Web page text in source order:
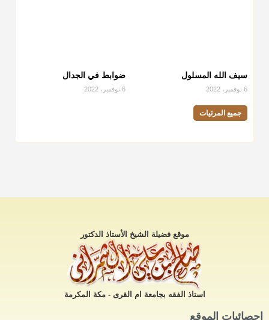
سيف الله المسلول
6 نوفمبر، 2022
ضوابط في الجدال
6 نوفمبر، 2022
جميع المرئيات
موقع فضيلة الشيخ الأستاذ الدكتور
استاذ الفقه بجامعة ام القرى - مكة المكرمة
إحصائيات الموقع